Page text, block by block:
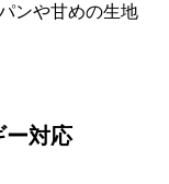
ンや甘めの生地
ー対応